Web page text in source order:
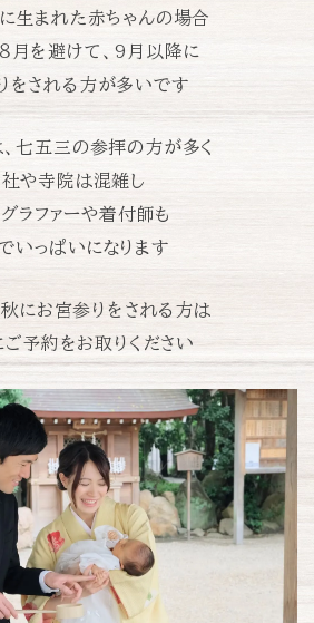
生まれた赤ちゃんの場合
月を避けて、 9月以降に
をされる方が多いです
七五三の参拝の方が多く
や寺院は混雑し
グラファーや着付師も
いっぱいになります
にお宮参りをされる方は
予約をお取りください